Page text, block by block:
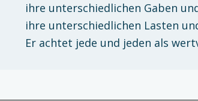
ihre unterschiedlichen Gaben
ihre unterschiedlichen Lasten
Er achtet jede und jeden als